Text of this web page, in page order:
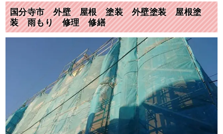
国分寺市 外壁 屋根 塗装 外壁塗装 屋根塗
装 雨もり 修理 修繕